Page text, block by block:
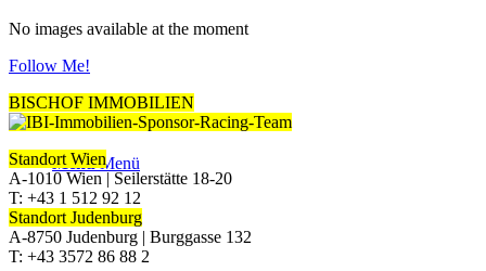
Menü Menü
No images available at the moment
Follow Me!
BISCHOF IMMOBILIEN
Standort Wien
A-1010 Wien | Seilerstätte 18-20
T: +43 1 512 92 12
Standort Judenburg
A-8750 Judenburg | Burggasse 132
T: +43 3572 86 88 2